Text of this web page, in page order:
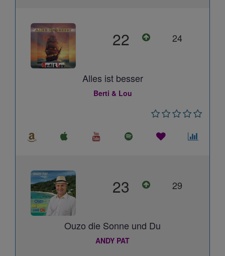
22 24
Alles ist besser
Berti & Lou
23 29
Ouzo die Sonne und Du
ANDY PAT